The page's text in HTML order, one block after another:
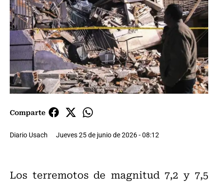
Comparte
Diario Usach Jueves 25 de junio de 2026 - 08:12
Los terremotos de magnitud 7,2 y 7,5